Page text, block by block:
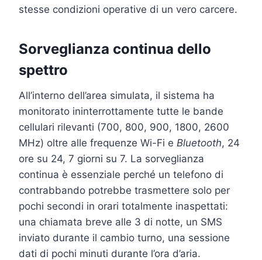
stesse condizioni operative di un vero carcere.
Sorveglianza continua dello
spettro
All’interno dell’area simulata, il sistema ha
monitorato ininterrottamente tutte le bande
cellulari rilevanti (700, 800, 900, 1800, 2600
MHz) oltre alle frequenze Wi-Fi e Bluetooth, 24
ore su 24, 7 giorni su 7. La sorveglianza
continua è essenziale perché un telefono di
contrabbando potrebbe trasmettere solo per
pochi secondi in orari totalmente inaspettati:
una chiamata breve alle 3 di notte, un SMS
inviato durante il cambio turno, una sessione
dati di pochi minuti durante l’ora d’aria.